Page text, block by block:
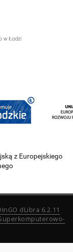
z Europejskiego
dLibra 6.2.11